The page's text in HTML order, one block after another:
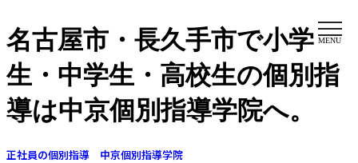
名古屋市・長久手市で小学
生・中学生・高校生の個別指
導は中京個別指導学院へ。
正社員の個別指導 中京個別指導学院
MENU